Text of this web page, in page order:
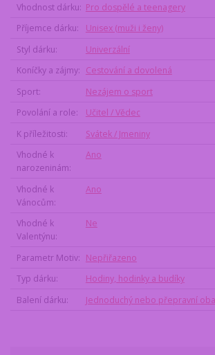
Vhodnost dárku
Pro dospělé a teenagery
Příjemce dárku
Unisex (muži i ženy)
Styl dárku
Univerzální
Koníčky a zájmy
Cestování a dovolená
Sport
Nezájem o sport
Povolání a role
Učitel / Vědec
K příležitosti
Svátek / Jmeniny
Vhodné k
narozeninám
Ano
Vhodné k
Vánocům
Ano
Vhodné k
Valentýnu
Ne
Parametr Motiv
Nepřiřazeno
Typ dárku
Hodiny, hodinky a budíky
Balení dárku
Jednoduchý nebo přepravní